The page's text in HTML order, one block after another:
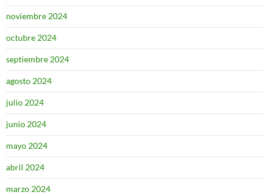
noviembre 2024
octubre 2024
septiembre 2024
agosto 2024
julio 2024
junio 2024
mayo 2024
abril 2024
marzo 2024